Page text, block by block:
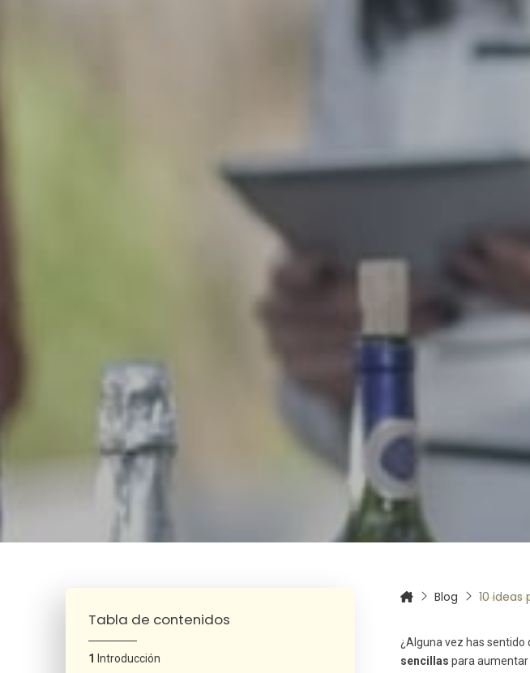
Tabla de contenidos
Introducción
Blog 10
¿Alguna vez has sentido
sencillas para aumentar